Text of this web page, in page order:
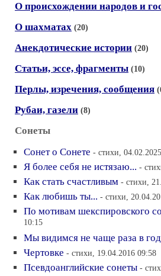
О происхождении народов и
О шахматах (20)
Анекдотические истории (20)
Статьи, эссе, фрагменты (10)
Перлы, изречения, сообщения
Рубаи, газели (8)
Сонеты
Сонет о Сонете - стихи,
Я более себя не истязаю... -
Как стать счастливым - стихи,
Как любишь ты... - стихи,
По мотивам шекспировского
10:15
Мы видимся не чаще раза в
Чертовке - стихи, 19.04.2016 09:58
Псевдоанглийские сонеты -